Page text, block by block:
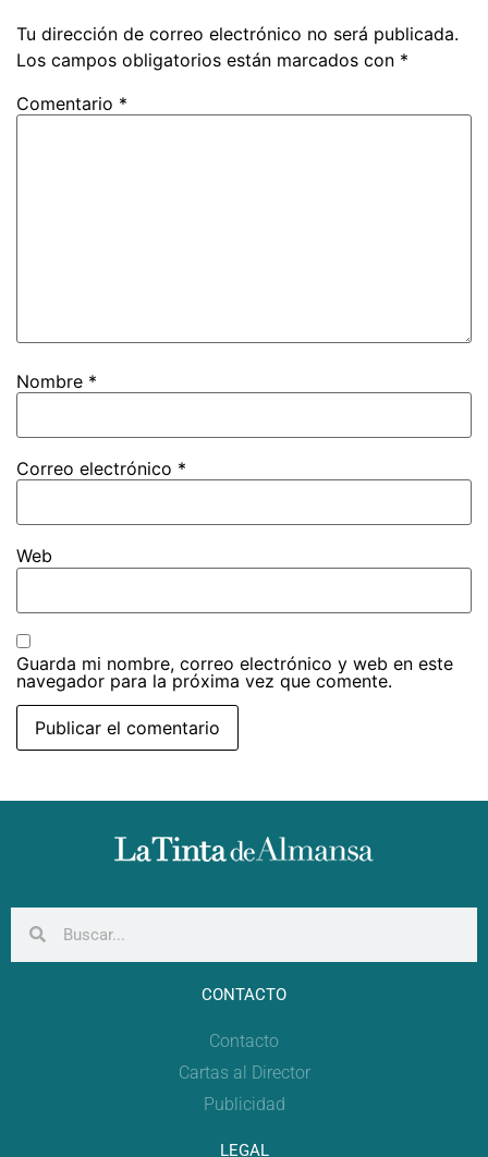
Tu dirección de correo electrónico no será publicada.
Los campos obligatorios están marcados con *
Comentario *
Nombre *
Correo electrónico *
Web
Guarda mi nombre, correo electrónico y web en este
navegador para la próxima vez que comente.
CONTACTO
Contacto
Cartas al Director
Publicidad
LEGAL